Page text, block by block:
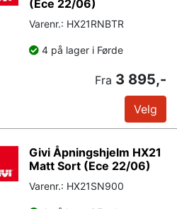
(Ece 22/06)
Varenr.: HX21RNBTR
4 på lager i Førde
Fra 3 895,-
Velg
Givi Åpningshjelm HX21
Matt Sort (Ece 22/06)
Varenr.: HX21SN900